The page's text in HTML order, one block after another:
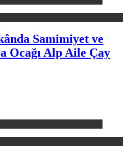
Samimiyet ve
Ocağı Alp Aile Çay